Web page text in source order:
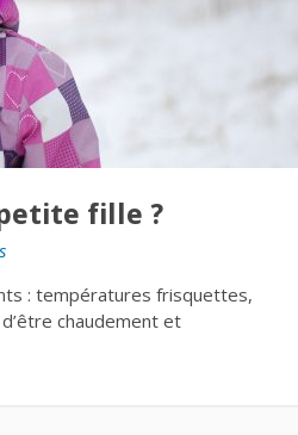
fille ?
: températures frisquettes,
chaudement et